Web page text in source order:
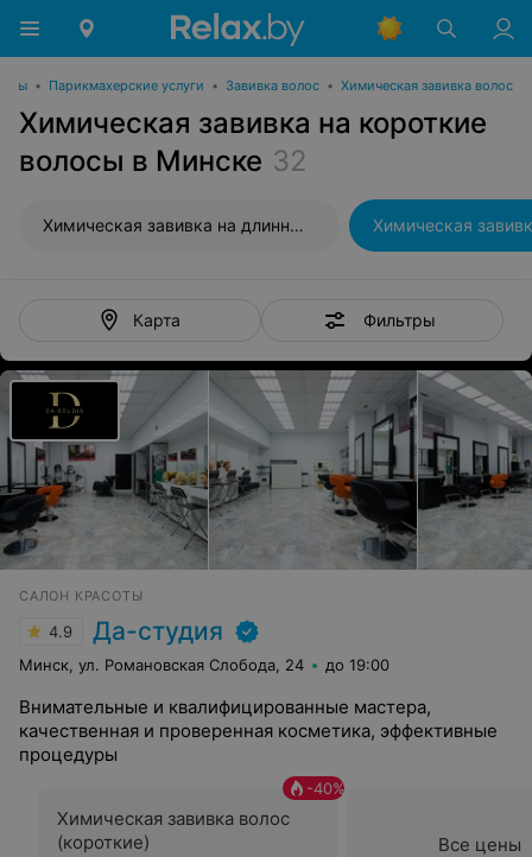
• Парикмахерские услуги • Завивка волос • Химическая завивка волос
Химическая завивка на короткие
волосы в Минске 32
Химическая завивка на длинные волосы
Карта Фильтры
САЛОН КРАСОТЫ
4.9 Да-студия
Минск, ул. Романовская Слобода, 24 до 19:00
Внимательные и квалифицированные мастера,
качественная и проверенная косметика, эффективные
процедуры
Химическая завивка волос
(короткие)
-40%
Все цены